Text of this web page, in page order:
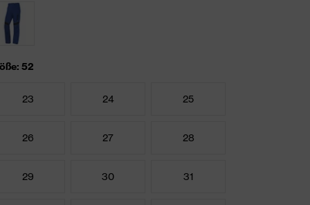
52
23 24 25
26 27 28
29 30 31